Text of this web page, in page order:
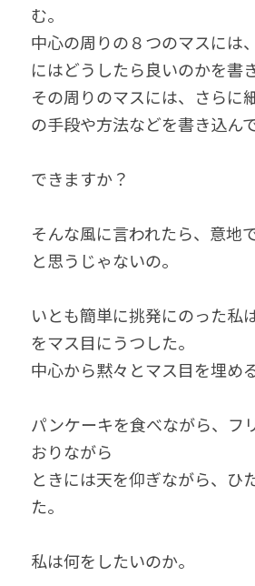
む。
中心の周りの８つのマスには
にはどうしたら良いのかを書
その周りのマスには、さらに
の手段や方法などを書き込ん
できますか？
そんな風に言われたら、意地
と思うじゃないの。
いとも簡単に挑発にのった私
をマス目にうつした。
中心から黙々とマス目を埋め
パンケーキを食べながら、フ
おりながら
ときには天を仰ぎながら、ひ
た。
私は何をしたいのか。